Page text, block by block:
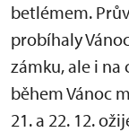
betlémem.
probíhaly
zámku, ale i na
během Vánoc
21. a 22. 12.